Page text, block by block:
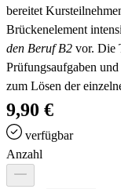
bereitet
Brückenelement
den Beruf B2 vor. Die
Prüfungsaufgaben
zum Lösen der
9,90 €
verfügbar
Anzahl